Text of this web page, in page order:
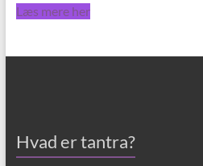
Læs mere her
Hvad er tantra?